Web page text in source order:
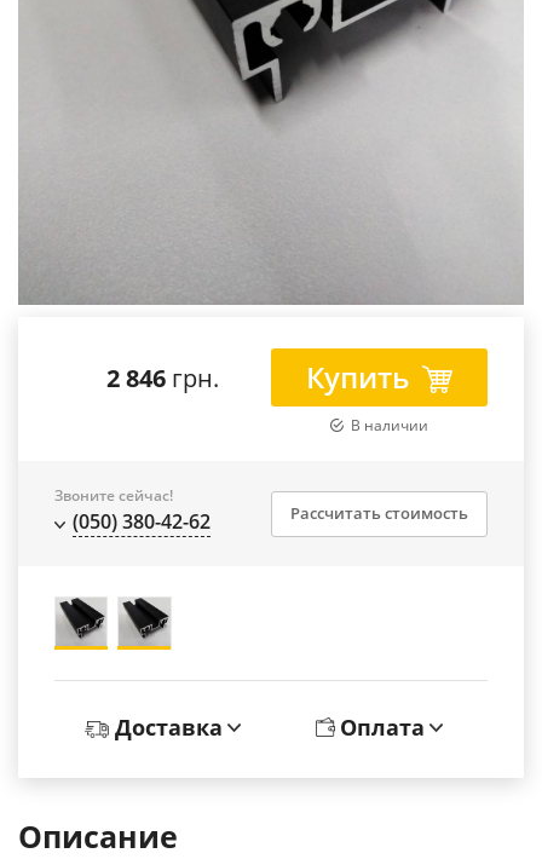
2 846 грн. Купить
В наличии
Звоните сейчас!
(050) 380-42-62 Рассчитать стоимость
Доставка Оплата
Описание